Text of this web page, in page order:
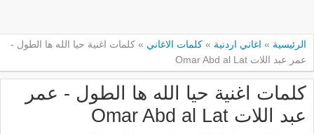
الرئيسية » اغاني اردنية » كلمات الاغاني » كلمات اغنية حيا الله ها الطول -
عمر عبد اللات Omar Abd al Lat
كلمات اغنية حيا الله ها الطول - عمر
عبد اللات Omar Abd al Lat